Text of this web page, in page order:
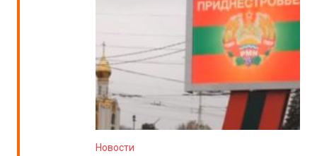
Новости